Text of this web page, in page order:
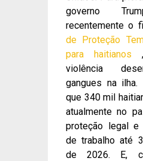
governo
recentemente o
de Proteção
para haitianos ,
violência
gangues na
que 340 mil
atualmente no
proteção legal e
de trabalho até
de 2026. E,